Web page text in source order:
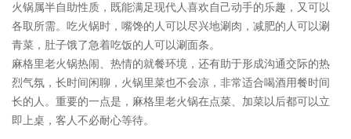
火锅属半自助性质，既能满足现代人喜欢自己动手的乐趣，又可以
各取所需。吃火锅时，嘴馋的人可以尽兴地涮肉，减肥的人可以涮
青菜，肚子饿了急着吃饭的人可以涮面条。
麻格里老火锅热闹、热情的就餐环境，还有助于形成沟通交际的热
烈气氛，长时间闲聊，火锅里菜也不会凉，非常适合喝酒用餐时间
长的人。重要的一点是，麻格里老火锅在点菜、加菜以后都可以立
即上桌，客人不必耐心等待。